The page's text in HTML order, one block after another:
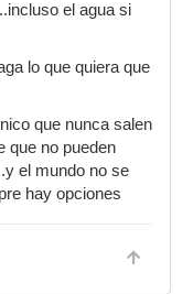
el agua si
lo que quiera que
que nunca salen
que no pueden
el mundo no se
hay opciones